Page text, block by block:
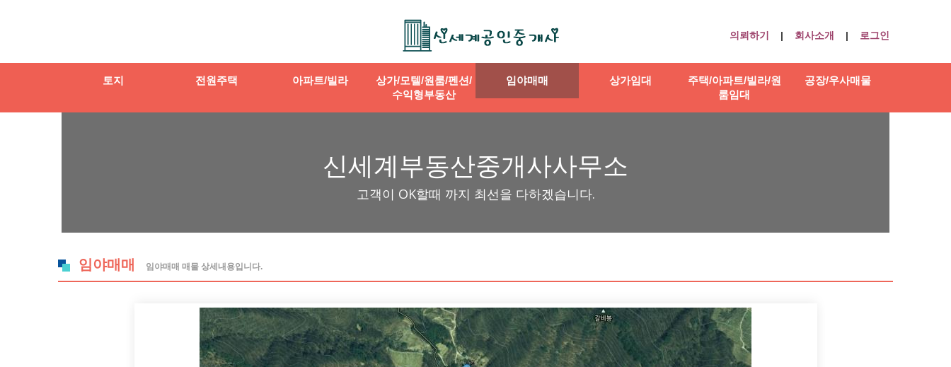
의뢰하기 | 회사소개 | 로그인
토지 전원주택 아파트/빌라
상가/모텔/원룸/펜션/
수익형부동산
임야매매 상가임대
주택/아파트/빌라/원
룸임대
공장/우사매물
신세계부동산중개사사무소
고객이 OK할때 까지 최선을 다하겠습니다.
임야매매 임야매매 매물 상세내용입니다.